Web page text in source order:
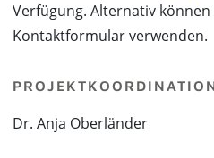
Verfügung. Alternativ können
Kontaktformular verwenden.
Dr. Anja Oberländer